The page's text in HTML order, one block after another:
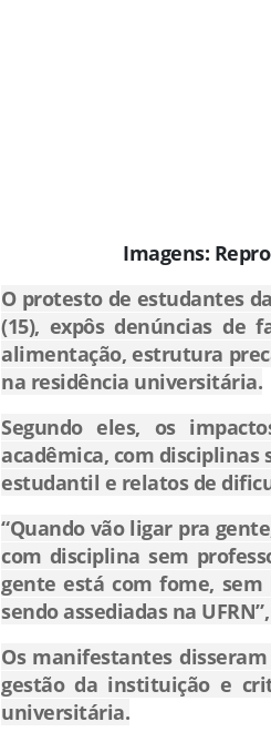
Imagens:
O protesto de estudantes
(15), expôs denúncias de
alimentação, estrutura
na residência universitária.
Segundo eles, os
acadêmica, com disciplinas
estudantil e relatos de
“Quando vão ligar pra
com disciplina sem
gente está com fome, sem
sendo assediadas na
Os manifestantes
gestão da instituição e
universitária.